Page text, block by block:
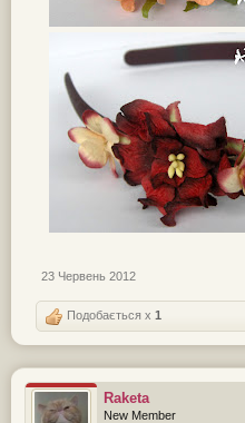
23 Червень 2012
Подобається x 1
Raketa
New Member